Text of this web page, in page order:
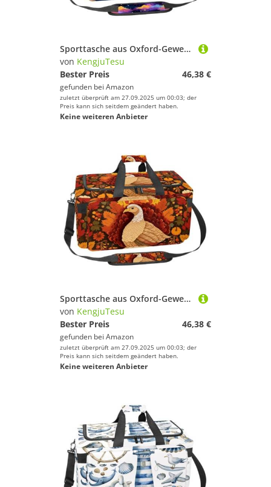
Sporttasche aus Oxford-Gewebe, mit abnehmbarem Schultergurt, Trainings-Handtasche, Übernachtungstasche für Damen und Herren, rosa Hibiskusblüte, Mehrfarbig 7, Einheitsgröße, Handgepäck
von KengjuTesu
Bester Preis
46,38 €
gefunden bei Amazon
zuletzt überprüft am 27.09.2025 um 00:03; der
Preis kann sich seitdem geändert haben.
Keine weiteren Anbieter
Sporttasche aus Oxford-Gewebe, mit abnehmbarem Schultergurt, Trainings-Handtasche, Übernachtungstasche für Damen und Herren, schicke weiße Quallen, Mehrfarbig 17, Einheitsgröße, Handgepäck
von KengjuTesu
Bester Preis
46,38 €
gefunden bei Amazon
zuletzt überprüft am 27.09.2025 um 00:03; der
Preis kann sich seitdem geändert haben.
Keine weiteren Anbieter